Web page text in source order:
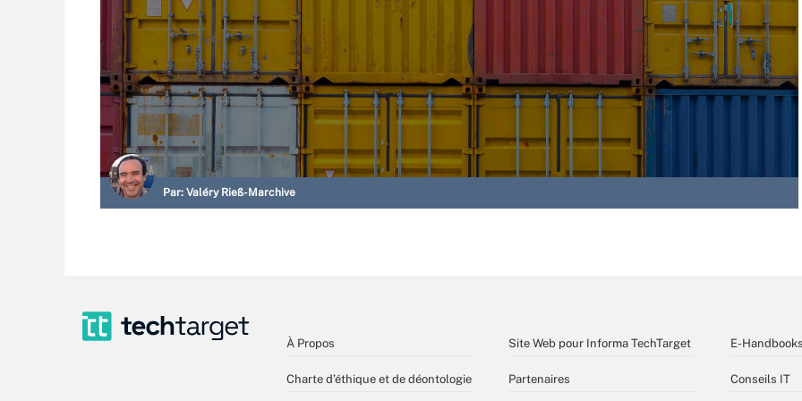
Par: Valéry Rieß-Marchive
À Propos
Charte d’éthique et de déontologie
Site Web pour Informa TechTarget
Partenaires
E-
Conseils IT